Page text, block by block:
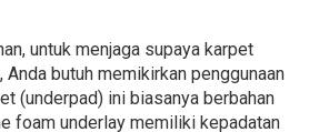
untuk menjaga supaya karpet
Anda butuh memikirkan penggunaan
(underpad) ini biasanya berbahan
foam underlay memiliki kepadatan